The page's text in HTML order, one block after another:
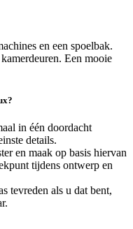
en een spoelbak.
Een mooie
in één doordacht
details.
en maak op basis hiervan
tijdens ontwerp en
tevreden als u dat bent,